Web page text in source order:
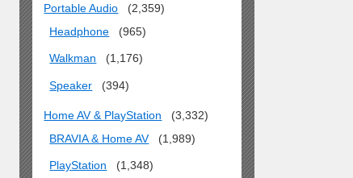
Portable Audio
(2,359)
Headphone
(965)
Walkman (1,176)
Speaker (394)
Home AV & PlayStation
(3,332)
BRAVIA & Home AV
(1,989)
PlayStation (1,348)